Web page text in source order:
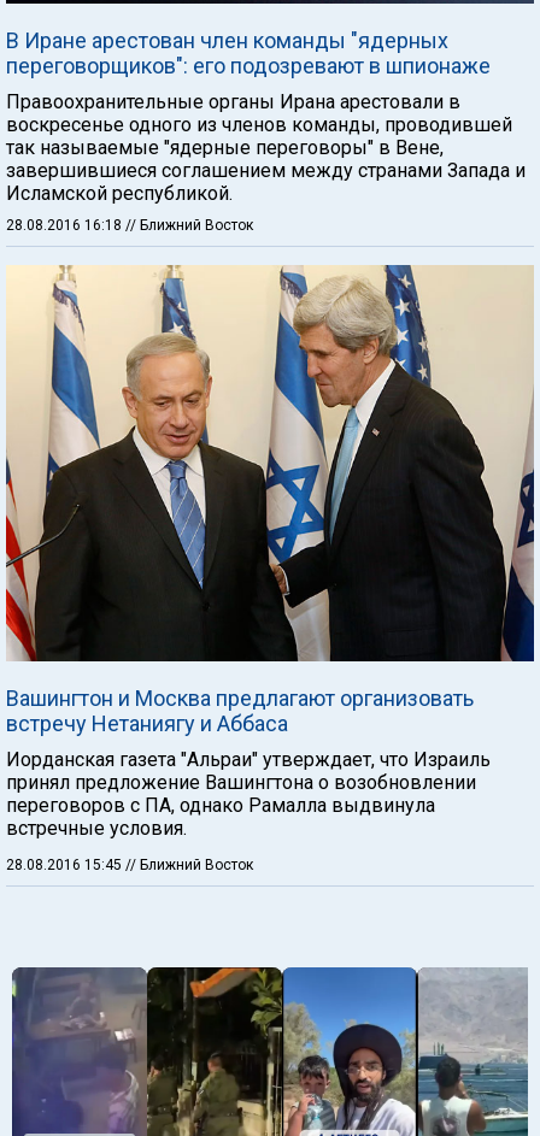
В Иране арестован член команды "ядерных
переговорщиков": его подозревают в шпионаже
Правоохранительные органы Ирана арестовали в
воскресенье одного из членов команды, проводившей
так называемые "ядерные переговоры" в Вене,
завершившиеся соглашением между странами Запада и
Исламской республикой.
28.08.2016 16:18 // Ближний Восток
Вашингтон и Москва предлагают организовать
встречу Нетаниягу и Аббаса
Иорданская газета "Альраи" утверждает, что Израиль
принял предложение Вашингтона о возобновлении
переговоров с ПА, однако Рамалла выдвинула
встречные условия.
28.08.2016 15:45 // Ближний Восток